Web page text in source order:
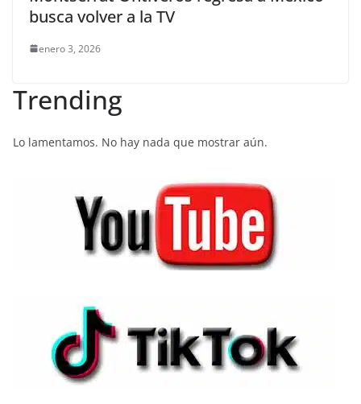
busca volver a la TV
enero 3, 2026
Trending
Lo lamentamos. No hay nada que mostrar aún.